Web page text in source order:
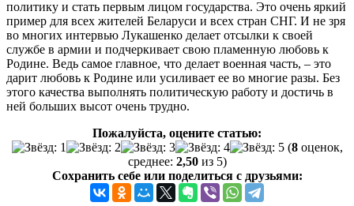
политику и стать первым лицом государства. Это очень яркий
пример для всех жителей Беларуси и всех стран СНГ. И не зря
во многих интервью Лукашенко делает отсылки к своей
службе в армии и подчеркивает свою пламенную любовь к
Родине. Ведь самое главное, что делает военная часть, – это
дарит любовь к Родине или усиливает ее во многие разы. Без
этого качества выполнять политическую работу и достичь в
ней больших высот очень трудно.
Пожалуйста, оцените статью:
(8оценок,
среднее: 2,50из 5)
Сохранить себе или поделиться с друзьями: